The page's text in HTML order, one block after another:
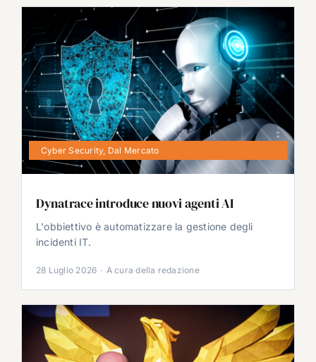
Cyber Security, Dal Mercato
Dynatrace introduce nuovi agenti AI
L'obbiettivo è automatizzare la gestione degli
incidenti IT.
28 Luglio 2026 · A cura della redazione